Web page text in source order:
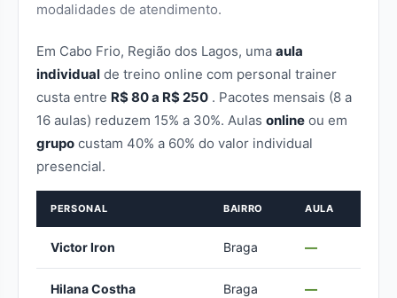
modalidades de atendimento.
Em Cabo Frio, Região dos Lagos, uma aula
individual de treino online com personal trainer
custa entre R$ 80 a R$ 250 . Pacotes mensais (8 a
16 aulas) reduzem 15% a 30%. Aulas online ou em
grupo custam 40% a 60% do valor individual
presencial.
PERSONAL BAIRRO AULA
Victor Iron Braga —
Hilana Costha Braga —